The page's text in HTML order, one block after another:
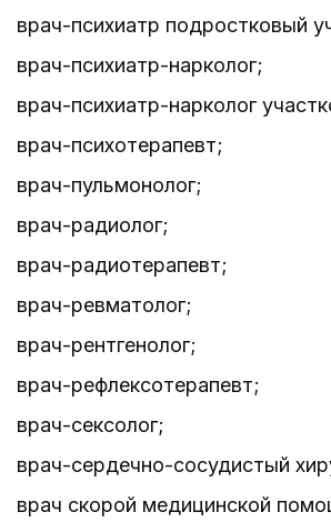
врач-психиатр подростковый
врач-психиатр-нарколог;
врач-психиатр-нарколог
врач-психотерапевт;
врач-пульмонолог;
врач-радиолог;
врач-радиотерапевт;
врач-ревматолог;
врач-рентгенолог;
врач-рефлексотерапевт;
врач-сексолог;
врач-сердечно-сосудистый
врач скорой медицинской